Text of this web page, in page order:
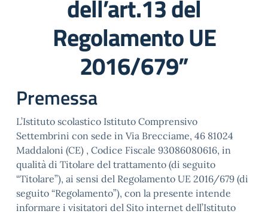
dell’art.13 del
Regolamento UE
2016/679”
Premessa
L’Istituto scolastico Istituto Comprensivo
Settembrini con sede in Via Brecciame, 46 81024
Maddaloni (CE) , Codice Fiscale 93086080616, in
qualità di Titolare del trattamento (di seguito
“Titolare”), ai sensi del Regolamento UE 2016/679 (di
seguito “Regolamento”), con la presente intende
informare i visitatori del Sito internet dell’Istituto